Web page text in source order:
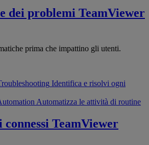
dei problemi TeamViewer
prima che impattino gli utenti.
Identifica e risolvi ogni
Automatizza le attività di routine
TeamViewer